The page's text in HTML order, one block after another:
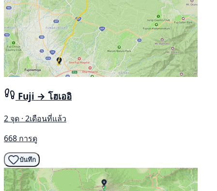
Fuji → โฮเออิ
2 จุด · 2เดือนที่แล้ว
668 การดู
บันทึก